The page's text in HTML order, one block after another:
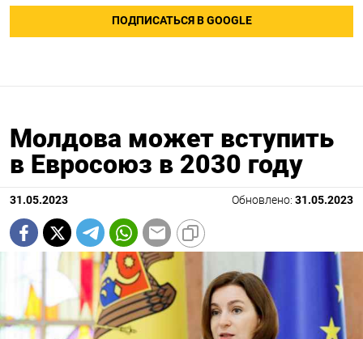
ПОДПИСАТЬСЯ В GOOGLE
Молдова может вступить
в Евросоюз в 2030 году
31.05.2023 Обновлено: 31.05.2023